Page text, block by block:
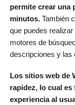
permite crear una
minutos. También
que puedes
motores de
descripciones y las
Los sitios web de
rapidez, lo cual
experiencia al